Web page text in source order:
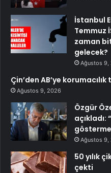
İstanbul
Temmuz
zaman
gelecek?
Ağustos 9,
Çin’den AB’ye
Ağustos 9, 2026
Özgür
açıkladı:
Ağustos 9,
50 yılık
çekti